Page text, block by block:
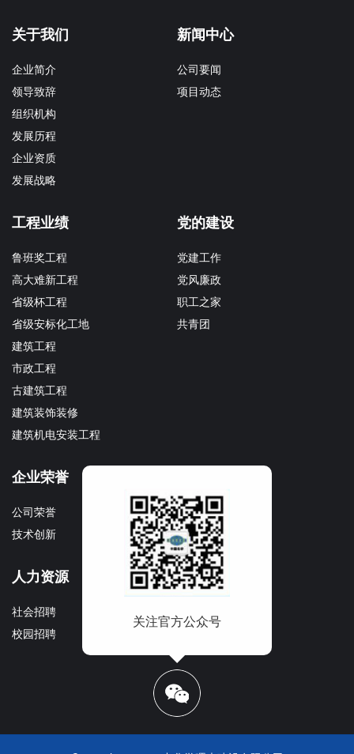
关于我们
企业简介
领导致辞
组织机构
发展历程
企业资质
发展战略
新闻中心
公司要闻
项目动态
工程业绩
鲁班奖工程
高大难新工程
省级杯工程
省级安标化工地
建筑工程
市政工程
古建筑工程
建筑装饰装修
建筑机电安装工程
党的建设
党建工作
党风廉政
职工之家
共青团
企业荣誉
公司荣誉
技术创新
文化理念
企业宣传册
人力资源
社会招聘
校园招聘
关注官方公众号